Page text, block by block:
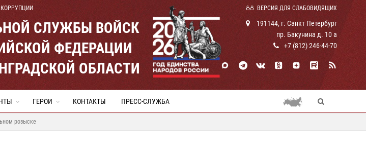
ВЕРСИЯ ДЛЯ СЛАБОВИДЯЩИХ
СЛУЖБЫ ВОЙСК
ФЕДЕРАЦИИ
ОБЛАСТИ
191144, г. Санкт Петербург
пр. Бакунина д. 10 а
+7 (812) 246-44-70
ГЕРОИ КОНТАКТЫ ПРЕСС-СЛУЖБА
розыске